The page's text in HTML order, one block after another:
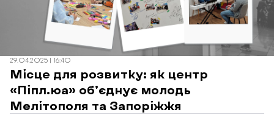
29.04.2025 | 16:40
Місце для розвитку: як центр
«Піпл.юа» об’єднує молодь
Мелітополя та Запоріжжя